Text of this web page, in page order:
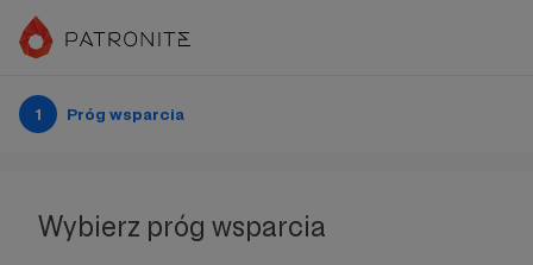
1 Próg wsparcia
Wybierz próg wsparcia